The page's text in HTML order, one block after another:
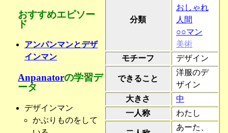
分類
おしゃれ
人間
○○マン
美術
モチーフ
デザイン
できること
洋服のデ
ザイン
大きさ
中
一人称
わたし
あーた、
おすすめエピソー
ド
アンパンマンとデザ
インマン
Anpanatorの学習デ
ータ
デザインマン
かぶりものをして